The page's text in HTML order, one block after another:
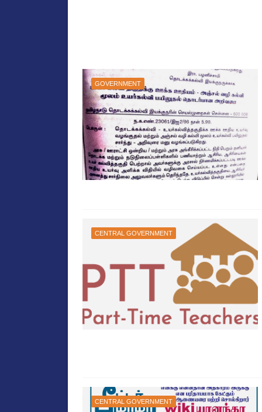
GOVERNMENT
CENTRAL GOVERNMENT
CENTRAL GOVERNMENT